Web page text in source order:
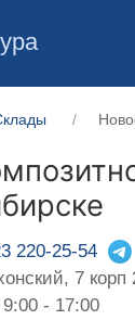
220-25-54
7 корп
- 17:00